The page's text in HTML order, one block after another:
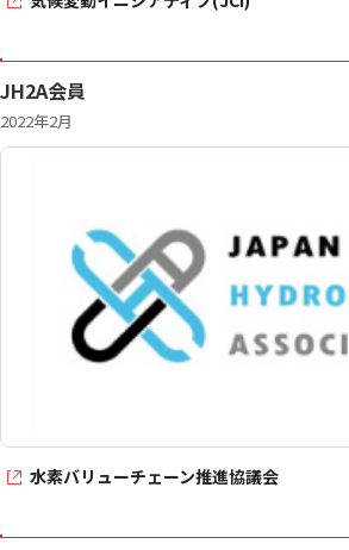
JH2A会員
2022年2月
水素バリューチェーン推進協議会